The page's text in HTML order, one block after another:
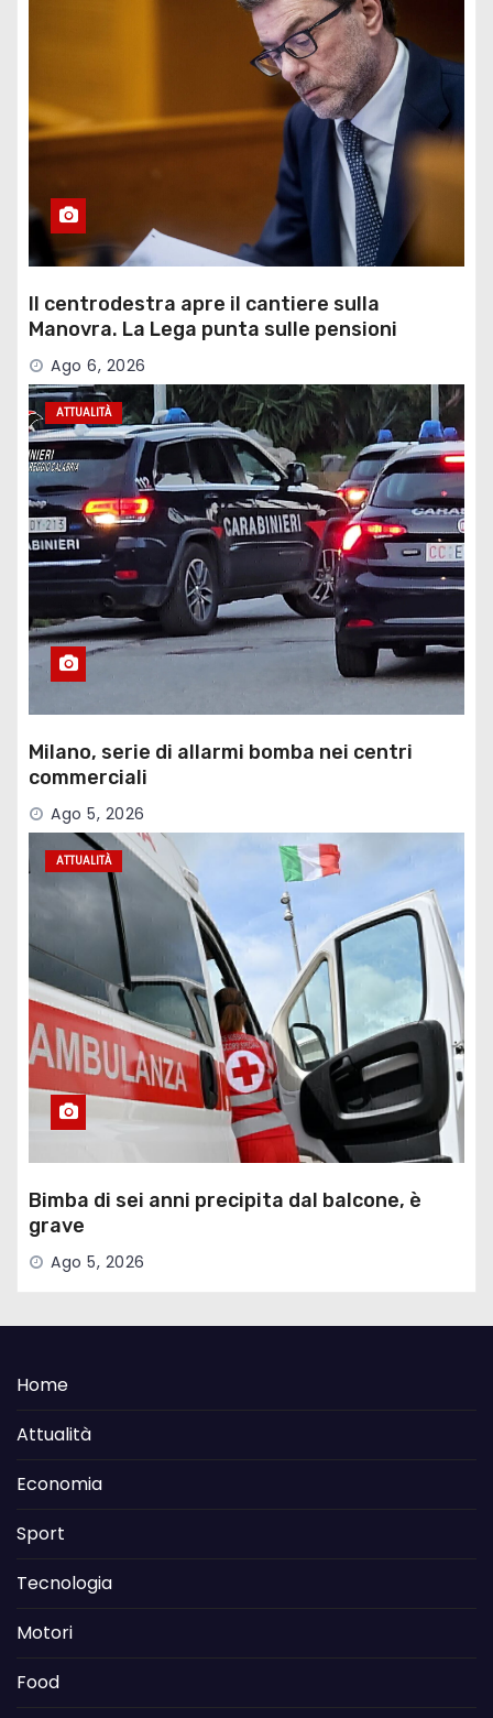
Il centrodestra apre il cantiere sulla
Manovra. La Lega punta sulle pensioni
Ago 6, 2026
ATTUALITÀ
Milano, serie di allarmi bomba nei centri
commerciali
Ago 5, 2026
ATTUALITÀ
Bimba di sei anni precipita dal balcone, è
grave
Ago 5, 2026
Home
Attualità
Economia
Sport
Tecnologia
Motori
Food